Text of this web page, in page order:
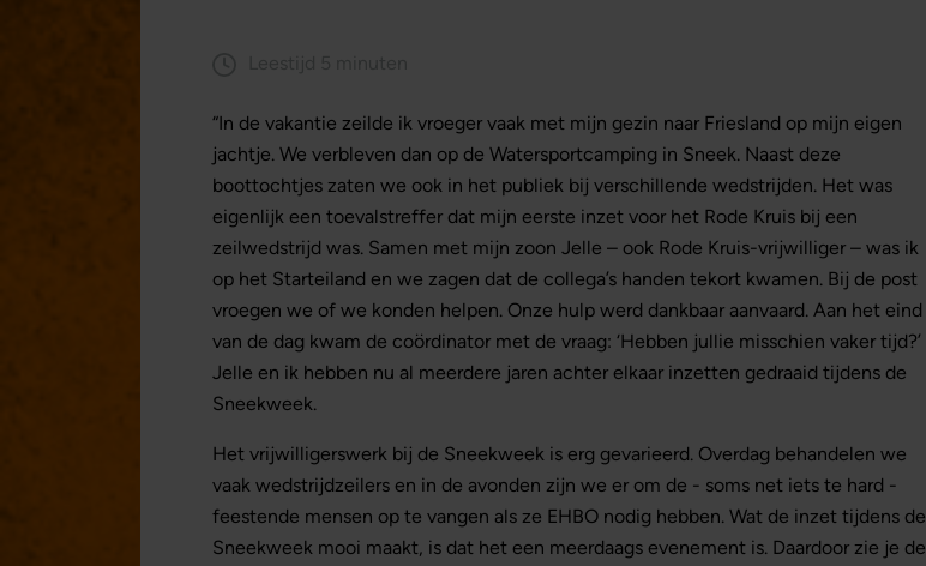
“In de vakantie zeilde ik vroeger vaak met mijn gezin naar Friesland op mijn eigen
jachtje. We verbleven dan op de Watersportcamping in Sneek. Naast deze
boottochtjes zaten we ook in het publiek bij verschillende wedstrijden. Het was
eigenlijk een toevalstreffer dat mijn eerste inzet voor het Rode Kruis bij een
zeilwedstrijd was. Samen met mijn zoon Jelle – ook Rode Kruis-vrijwilliger – was ik
op het Starteiland en we zagen dat de collega’s handen tekort kwamen. Bij de post
vroegen we of we konden helpen. Onze hulp werd dankbaar aanvaard. Aan het eind
van de dag kwam de coördinator met de vraag: ‘Hebben jullie misschien vaker tijd?’
Jelle en ik hebben nu al meerdere jaren achter elkaar inzetten gedraaid tijdens de
Sneekweek.
Het vrijwilligerswerk bij de Sneekweek is erg gevarieerd. Overdag behandelen we
vaak wedstrijdzeilers en in de avonden zijn we er om de - soms net iets te hard -
feestende mensen op te vangen als ze EHBO nodig hebben. Wat de inzet tijdens de
Sneekweek mooi maakt, is dat het een meerdaags evenement is. Daardoor zie je de